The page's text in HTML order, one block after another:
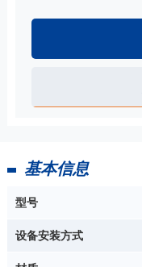
基本信息
型号
设备安装方式